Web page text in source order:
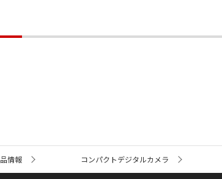
情報 コンパクトデジタルカメラ